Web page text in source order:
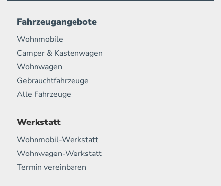
Fahrzeugangebote
Wohnmobile
Camper & Kastenwagen
Wohnwagen
Gebrauchtfahrzeuge
Alle Fahrzeuge
Werkstatt
Wohnmobil-Werkstatt
Wohnwagen-Werkstatt
Termin vereinbaren